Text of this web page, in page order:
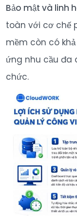
Bảo mật và linh
toàn với cơ chế
mềm còn có
ứng nhu cầu đa
chức.